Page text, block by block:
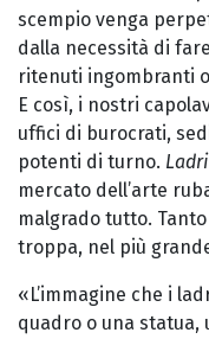
scempio venga
dalla necessità di
ritenuti ingombranti
E così, i nostri
uffici di burocrati,
potenti di turno.
mercato dell’arte
malgrado tutto.
troppa, nel più
«L’immagine che i
quadro o una statua,